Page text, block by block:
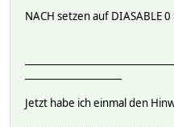
attr ABLMeter obj-
attr ABLMeter obj-i2537-
attr ABLMeter obj-i2537-
attr ABLMeter obj-i2537-
attr FinderEnergiezaehler
attr
attr FinderEnergiezaehler
attr
attr
NACH setzen auf DIASABLE
Jetzt habe ich einmal den